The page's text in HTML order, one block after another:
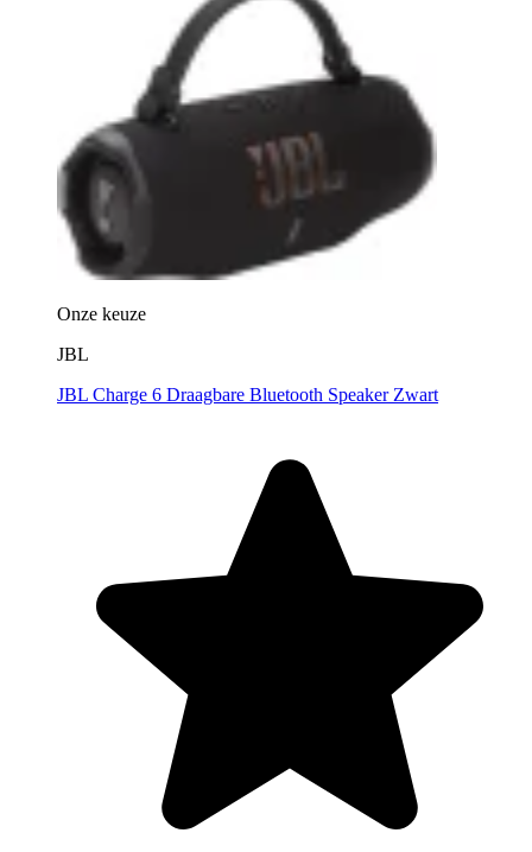
Onze keuze
JBL
JBL Charge 6 Draagbare Bluetooth Speaker Zwart